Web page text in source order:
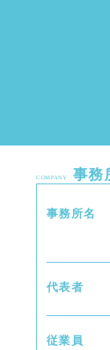
COMPANY 事務
事務所名
代表者
従業員